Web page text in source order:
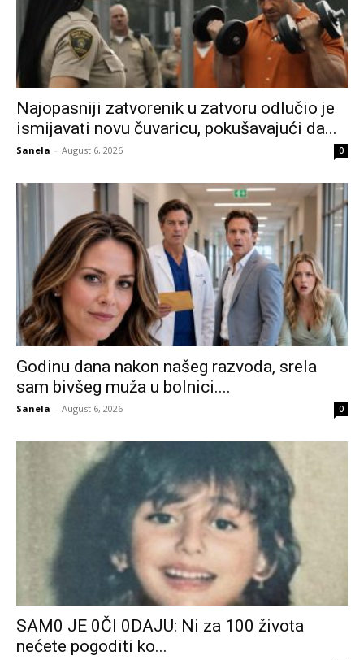
Najopasniji zatvorenik u zatvoru odlučio je
ismijavati novu čuvaricu, pokušavajući da...
Sanela - August 6, 2026 0
Godinu dana nakon našeg razvoda, srela
sam bivšeg muža u bolnici....
Sanela - August 6, 2026 0
SAM0 JE 0Čl 0DAJU: Ni za 100 života
nećete pogoditi ko...